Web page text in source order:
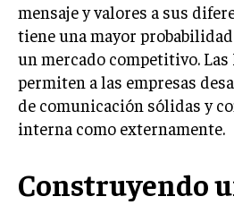
MARKETING DIGITAL
PUBLICIDAD
VENTAS Y PERSUASIÓN
GESTIÓN DE PRODUCTOS
GESTIÓN DE MARCA
mensaje y valores a sus
tiene una mayor
un mercado competitivo. Las
permiten a las empresas
de comunicación sólidas y
interna como externamente.
Construyendo